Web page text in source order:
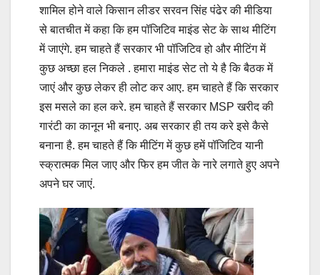
शामिल होने वाले किसान लीडर सरवन सिंह पंढेर की मीडिया
से बातचीत में कहा कि हम पॉजिटिव माइंड सेट के साथ मीटिंग
में जाएंगे. हम चाहते हैं सरकार भी पॉजिटिव हो और मीटिंग में
कुछ अच्छा हल निकले . हमारा माइंड सेट तो ये है कि बैठक में
जाएं और कुछ लेकर ही लोट कर आए. हम चाहते हैं कि सरकार
इस मसले का हल करे. हम चाहते हैं सरकार MSP खरीद की
गारंटी का कानून भी बनाए. अब सरकार ही तय करे इसे कैसे
बनाना है. हम चाहते हैं कि मीटिंग में कुछ हमें पॉजिटिव यानी
स्क्रात्मक मिल जाए और फिर हम जीत के नारे लगाते हुए अपने
अपने घर जाएं.